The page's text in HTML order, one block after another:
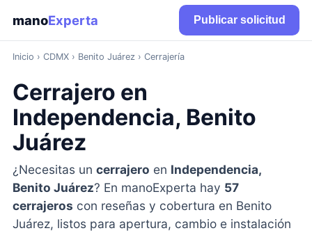
manoExperta Publicar solicitud
Inicio › CDMX› Benito Juárez › Cerrajería
Cerrajero en
Independencia, Benito
Juárez
¿Necesitas un cerrajero en Independencia,
Benito Juárez? En manoExperta hay 57
cerrajeros con reseñas y cobertura en Benito
Juárez, listos para apertura, cambio e instalación